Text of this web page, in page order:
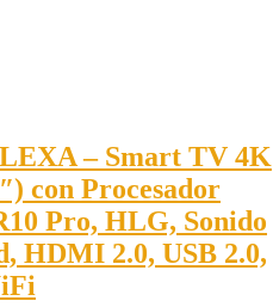
– Smart TV 4K
con Procesador
Pro, HLG, Sonido
HDMI 2.0, USB 2.0,